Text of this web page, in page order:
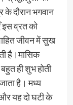
के दौरान भगवान
इस व्रत को
जीवन में सुख
है।मासिक
ही शुभ होती
है। मध्य
यह दो घटी के